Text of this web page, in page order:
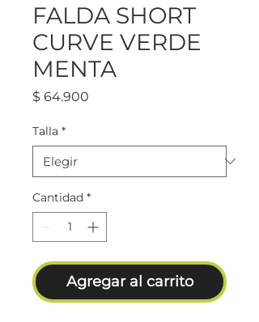
FALDA SHORT
CURVE VERDE
MENTA
$ 64.900
Talla *
Cantidad *
Agregar al carrito